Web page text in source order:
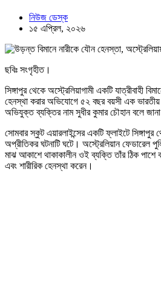
নিউজ ডেস্ক
১৫ এপ্রিল, ২০২৬
ছবিঃ সংগৃহীত।
সিঙ্গাপুর থেকে অস্ট্রেলিয়াগামী একটি যাত্রীবাহী
হেনস্থা করার অভিযোগে ৫২ বছর বয়সী এক ভারতীয়
অভিযুক্ত ব্যক্তির নাম সুধীর কুমার চৌহান বলে
সোমবার স্কুট এয়ারলাইন্সের একটি ফ্লাইটে সিঙ্গাপুর
অপ্রীতিকর ঘটনাটি ঘটে। অস্ট্রেলিয়ান ফেডারেল
মাঝ আকাশে থাকাকালীন ওই ব্যক্তি তাঁর ঠিক পাশে
এবং শারীরিক হেনস্থা করেন।